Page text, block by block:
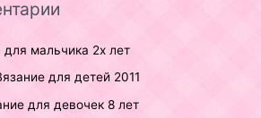
для мальчика 2х лет
для детей 2011
для девочек 8 лет